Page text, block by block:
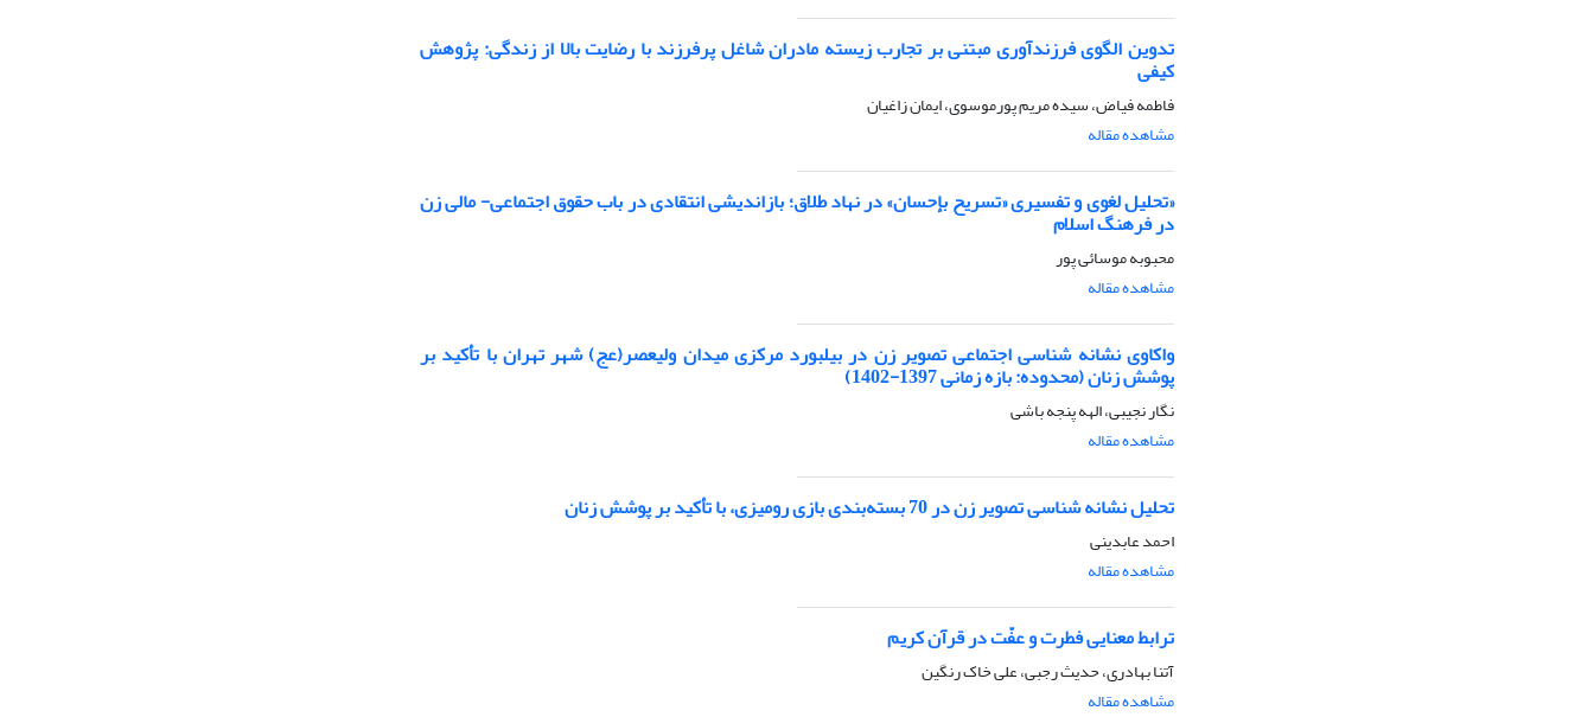
تدوین الگوی فرزندآوری مبتنی بر تجارب زیسته مادران شاغل پرفرزند با رضایت بالا از زندگی: پژوهش
کیفی
فاطمه فیاض، سیده مریم پورموسوی، ایمان زاغیان
مشاهده مقاله
«تحلیل لغوی و تفسیری «تسریح بإحسان» در نهاد طلاق؛ بازاندیشی انتقادی در باب حقوق اجتماعی- مالی زن
در فرهنگ اسلام
محبوبه موسائی پور
مشاهده مقاله
واکاوی نشانه شناسی اجتماعی تصویر زن در بیلبورد مرکزی میدان ولیعصر(عج) شهر تهران با تأکید بر
پوشش زنان (محدوده: بازه زمانی 1397-1402)
نگار نجیبی، الهه پنجه باشی
مشاهده مقاله
تحلیل نشانه شناسی تصویر زن در 70 بسته‌بندی بازی رومیزی، با تأکید بر پوشش زنان
احمد عابدینی
مشاهده مقاله
ترابط معنایی فطرت و عفّت در قرآن کریم
آتنا بهادری، حدیث رجبی، علی خاک رنگین
مشاهده مقاله